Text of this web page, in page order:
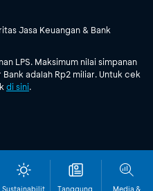
Jasa Keuangan & Bank
LPS. Maksimum nilai simpanan
adalah Rp2 miliar. Untuk cek
di sini.